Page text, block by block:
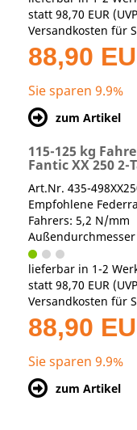
statt 98,70 EUR (UVP
Versandkosten für
88,90
Sie sparen 9.9%
zum Artikel
115-125 kg
Fantic XX 250 2-
Art.Nr. 435-
Empfohlene
Fahrers: 5,2 N/mm
lieferbar in 1-2
statt 98,70 EUR (UVP
Versandkosten für
88,90
Sie sparen 9.9%
zum Artikel